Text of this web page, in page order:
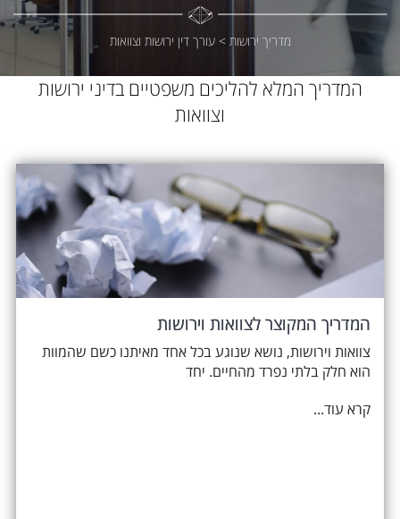
מדריך ירושות >עורך דין ירושות וצוואות
המדריך המלא להליכים משפטיים בדיני ירושות
וצוואות
המדריך המקוצר לצוואות וירושות
צוואות וירושות, נושא שנוגע בכל אחד מאיתנו כשם שהמוות
הוא חלק בלתי נפרד מהחיים. יחד
קרא עוד...